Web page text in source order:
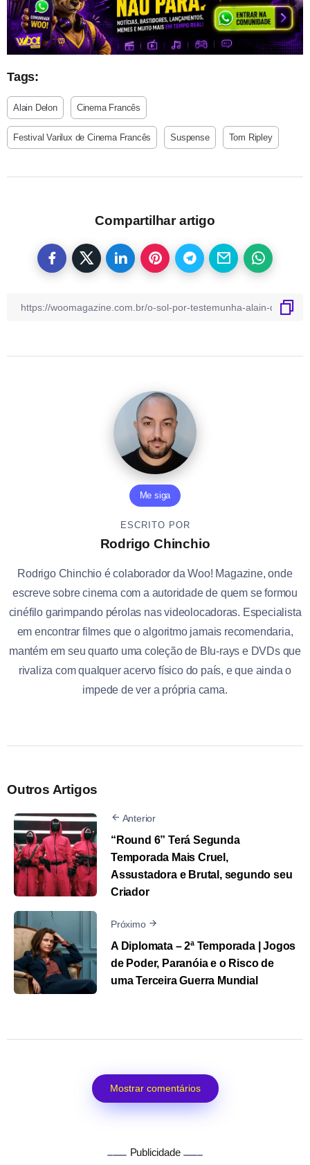
Tags:
Alain Delon Cinema Francês
Festival Varilux de Cinema Francês Suspense Tom Ripley
Compartilhar artigo
Me siga
ESCRITO POR
Rodrigo Chinchio
Rodrigo Chinchio é colaborador da Woo! Magazine, onde
escreve sobre cinema com a autoridade de quem se formou
cinéfilo garimpando pérolas nas videolocadoras. Especialista
em encontrar filmes que o algoritmo jamais recomendaria,
mantém em seu quarto uma coleção de Blu-rays e DVDs que
rivaliza com qualquer acervo físico do país, e que ainda o
impede de ver a própria cama.
Outros Artigos
Anterior
“Round 6” Terá Segunda
Temporada Mais Cruel,
Assustadora e Brutal, segundo seu
Criador
Próximo
A Diplomata – 2ª Temporada | Jogos
de Poder, Paranóia e o Risco de
uma Terceira Guerra Mundial
Mostrar comentários
Publicidade